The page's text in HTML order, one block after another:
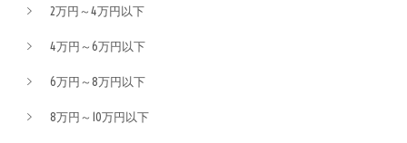
2万円～4万円以下
4万円～6万円以下
6万円～8万円以下
8万円～10万円以下